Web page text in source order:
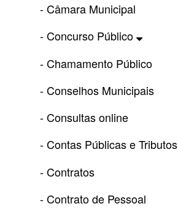
- Câmara Municipal
- Concurso Público
- Chamamento Público
- Conselhos Municipais
- Consultas online
- Contas Públicas e Tributos
- Contratos
- Contrato de Pessoal